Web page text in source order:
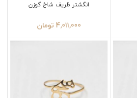
انگشتر ظریف شاخ گوزن
4,011,000 تومان